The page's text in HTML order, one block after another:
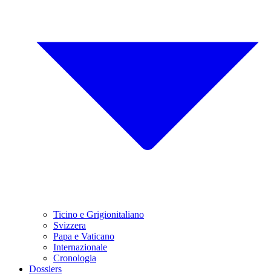
Ticino e Grigionitaliano
Svizzera
Papa e Vaticano
Internazionale
Cronologia
Dossiers